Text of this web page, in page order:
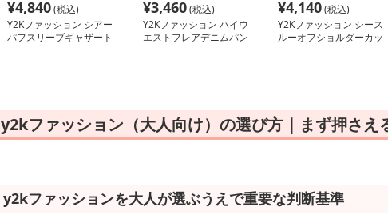
¥4,840(税込)
Y2Kファッション シアー
パフスリーブギャザート
¥3,460(税込)
Y2Kファッション ハイウ
エストフレアデニムパン
¥4,140(税込)
Y2Kファッション シース
ルーオフショルダーカッ
y2kファッション（大人向け）の選び方｜まず押さえ
y2kファッションを大人が選ぶうえで重要な判断基準